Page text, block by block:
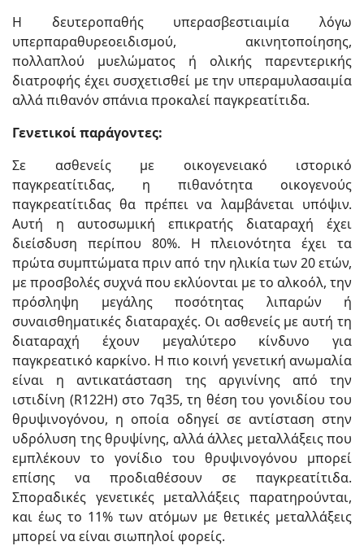
Η δευτεροπαθής υπερασβεστιαιμία λόγω
υπερπαραθυρεοειδισμού, ακινητοποίησης,
πολλαπλού μυελώματος ή ολικής παρεντερικής
διατροφής έχει συσχετισθεί με την υπεραμυλασαιμία
αλλά πιθανόν σπάνια προκαλεί παγκρεατίτιδα.
Γενετικοί παράγοντες:
Σε ασθενείς με οικογενειακό ιστορικό
παγκρεατίτιδας, η πιθανότητα οικογενούς
παγκρεατίτιδας θα πρέπει να λαμβάνεται υπόψιν.
Αυτή η αυτοσωμική επικρατής διαταραχή έχει
διείσδυση περίπου 80%. Η πλειονότητα έχει τα
πρώτα συμπτώματα πριν από την ηλικία των 20 ετών,
με προσβολές συχνά που εκλύονται με το αλκοόλ, την
πρόσληψη μεγάλης ποσότητας λιπαρών ή
συναισθηματικές διαταραχές. Οι ασθενείς με αυτή τη
διαταραχή έχουν μεγαλύτερο κίνδυνο για
παγκρεατικό καρκίνο. Η πιο κοινή γενετική ανωμαλία
είναι η αντικατάσταση της αργινίνης από την
ιστιδίνη (R122H) στο 7q35, τη θέση του γονιδίου του
θρυψινογόνου, η οποία οδηγεί σε αντίσταση στην
υδρόλυση της θρυψίνης, αλλά άλλες μεταλλάξεις που
εμπλέκουν το γονίδιο του θρυψινογόνου μπορεί
επίσης να προδιαθέσουν σε παγκρεατίτιδα.
Σποραδικές γενετικές μεταλλάξεις παρατηρούνται,
και έως το 11% των ατόμων με θετικές μεταλλάξεις
μπορεί να είναι σιωπηλοί φορείς.